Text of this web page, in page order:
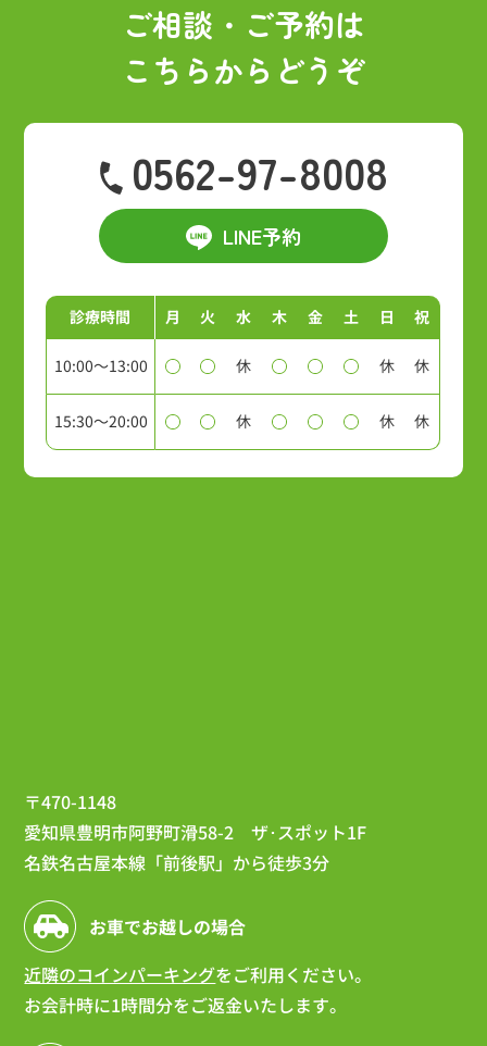
ご相談・ご予約は
こちらからどうぞ
0562-97-8008
LINE予約
診療時間 月 火 水 木 金 土 日 祝
10:00～13:00 休 休 休
15:30～20:00 休 休 休
〒470-1148
愛知県豊明市阿野町滑58-2 ザ･スポット1F
名鉄名古屋本線「前後駅」から徒歩3分
お車でお越しの場合
近隣のコインパーキングをご利用ください。
お会計時に1時間分をご返金いたします。